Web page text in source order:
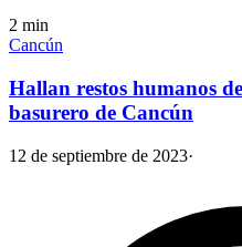
2 min
Cancún
Hallan restos humanos
basurero de Cancún
12 de septiembre de 2023·